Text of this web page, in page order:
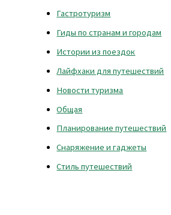
Гастротуризм
Гиды по странам и городам
Истории из поездок
Лайфхаки для путешествий
Новости туризма
Общая
Планирование путешествий
Снаряжение и гаджеты
Стиль путешествий